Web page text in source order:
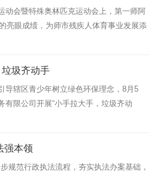
动会暨特殊奥林匹克运动会上，第一师阿
亮眼成绩，为师市残疾人体育事业发展添
圾齐动手
导辖区青少年树立绿色环保理念，8月5
有限公司开展“小手拉大手，垃圾齐动
60余名青少年及家长积极参与。
强本领
规范行政执法流程，夯实执法办案基础，